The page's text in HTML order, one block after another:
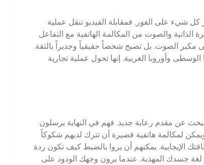
كل شيء على الفور. فمقابلة الفيديو تنقل عملية
والصوت من المكالمة الهاتفية مع التفاعل
الصوت. بل تصبح شخصاً حقيقياً وجديراً بالثقة.
وأوروبا الغربية. إنها تحول عملية تجارية
عن مقدم رعاية جديد. فهم في النهاية يرسلون
لمكالمة هاتفية قصيرة أن تترك لديهم شكوكاً
الإيجابية. يمكنهم أن يروا بالضبط كيف تكون ردة
لغة جسدك المهذبة. عندما يرون وجهك الودود على